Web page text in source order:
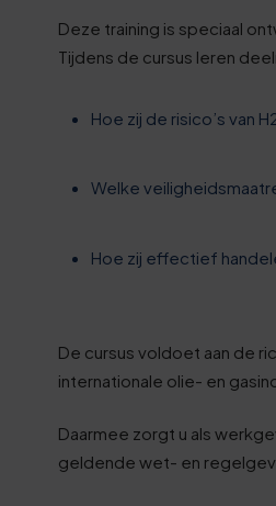
Deze training is speciaal
Tijdens de cursus leren
Hoe zij de risico’s van
Welke
Hoe zij effectief
De cursus voldoet aan de
internationale olie- en
Daarmee zorgt u als
geldende wet- en
0
5
0
6
1
6
1
6